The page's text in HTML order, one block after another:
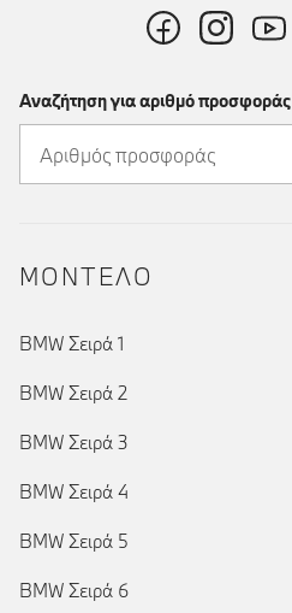
Αναζήτηση για αριθμό προσφοράς
ΜΟΝΤΕΛΟ
BMW Σειρά 1
BMW Σειρά 2
BMW Σειρά 3
BMW Σειρά 4
BMW Σειρά 5
BMW Σειρά 6